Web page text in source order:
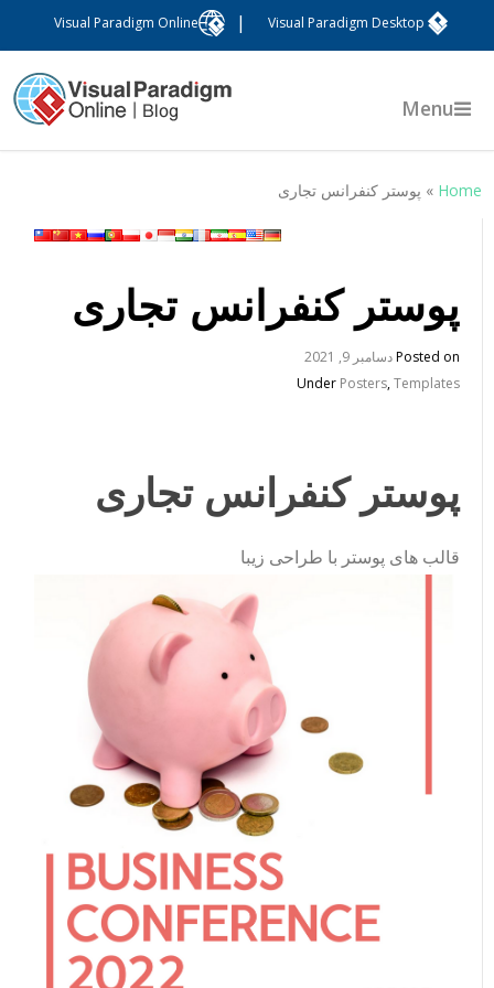
Visual Paradigm Desktop
Visual Paradigm Online
Menu
Home
» پوستر کنفرانس تجاری
پوستر کنفرانس تجاری
Posted onدسامبر 9, 2021
UnderPosters,Templates
پوستر کنفرانس تجاری
قالب های پوستر با طراحی زیبا